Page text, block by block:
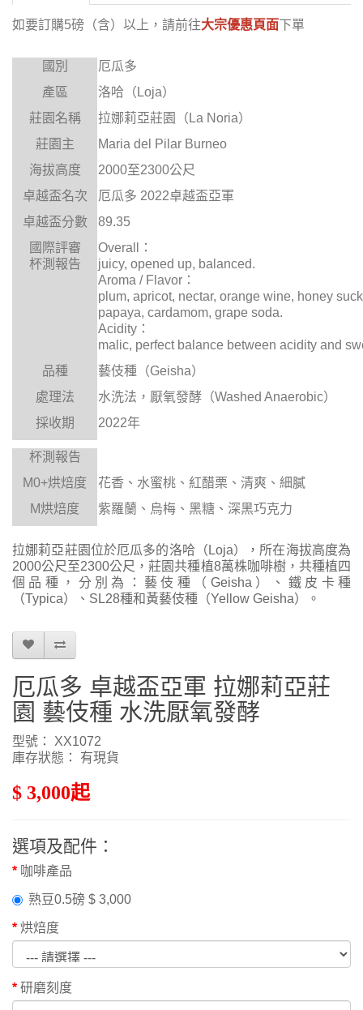
如要訂購5磅（含）以上， 請前往大宗優惠頁面下單
國別
厄瓜多
產區
洛哈（ Loja）
莊園名稱
拉娜莉亞莊園（ La Noria）
莊園主
Maria del Pilar Burneo
海拔高度
2000至2300公尺
卓越盃名次
厄瓜多 2022卓越盃亞軍
卓越盃分數
89.35
國際評審
杯測報告
Overall
：
juicy, opened up, balanced.
Aroma / Flavor ：
plum, apricot, nectar, orange wine, honey
papaya, cardamom, grape soda.
Acidity ：
malic, perfect balance between acidity and
品種
藝伎種（Geisha）
處理法
水洗法，厭氧發酵（Washed Anaerobic）
採收期
2022年
杯測報告
M0+烘焙度
花香、水蜜桃、紅醋栗、清爽、細膩
M烘焙度 紫羅蘭、烏梅、黑糖、深黑巧克力
拉娜莉亞莊園位於厄瓜多的洛哈（Loja），所在海拔高度為
2000公尺至2300公尺，莊園共種植8萬株咖啡樹，共種植四
個品種，分別為：藝伎種（Geisha）、鐵皮卡種
（Typica）、SL28種和黃藝伎種（Yellow Geisha）。
厄瓜多 卓越盃亞軍 拉娜莉亞莊
園 藝伎種 水洗厭氧發酵
型號： XX1072
庫存狀態： 有現貨
$ 3,000起
選項及配件：
咖啡產品
熟豆0.5磅 $ 3,000
烘焙度
研磨刻度